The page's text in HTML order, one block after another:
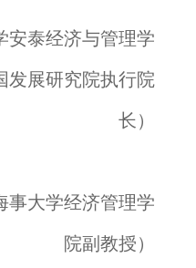
安泰经济与管理学
发展研究院执行院
长）
大学经济管理学
院副教授）